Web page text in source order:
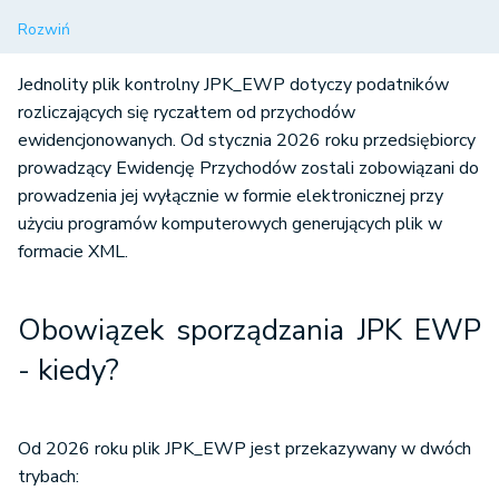
Rozwiń
Jednolity plik kontrolny JPK_EWP dotyczy podatników
rozliczających się ryczałtem od przychodów
ewidencjonowanych. Od stycznia 2026 roku przedsiębiorcy
prowadzący Ewidencję Przychodów zostali zobowiązani do
prowadzenia jej wyłącznie w formie elektronicznej przy
użyciu programów komputerowych generujących plik w
formacie XML.
Obowiązek sporządzania JPK EWP
- kiedy?
Od 2026 roku plik JPK_EWP jest przekazywany w dwóch
trybach: